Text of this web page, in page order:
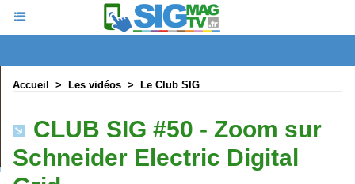
Accueil > Les vidéos > Le Club SIG
CLUB SIG #50 - Zoom sur
Schneider Electric Digital